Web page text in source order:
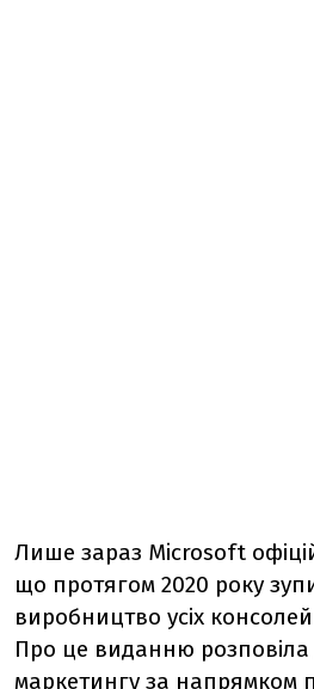
Лише зараз Microsoft
що протягом 2020 року
виробництво усіх
Про це виданню розповіла
маркетингу за напрямком